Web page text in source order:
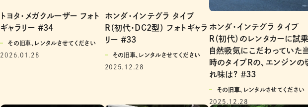
トヨタ・メガクルーザー フォト
ギャラリー ＃34
その旧車、レンタルさせてください
2026.01.28
ホンダ・インテグラ タイプ
R（初代・DC2型） フォトギャラ
リー ＃33
その旧車、レンタルさせてください
2025.12.28
ホンダ・インテグラ タイプ
R（初代）のレンタカーに試乗
自然吸気にこだわっていた
時のタイプRの、エンジンの
れ味は? ＃33
その旧車、レンタルさせてください
2025.12.28